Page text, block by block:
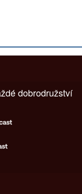
dobrodružství